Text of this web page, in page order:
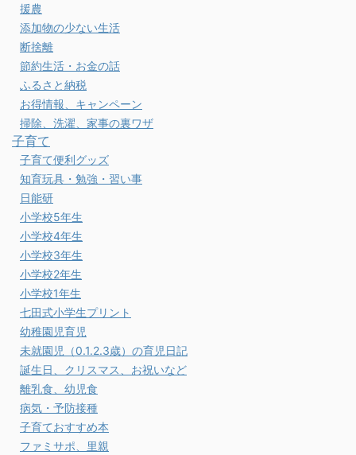
援農
添加物の少ない生活
断捨離
節約生活・お金の話
ふるさと納税
お得情報、キャンペーン
掃除、洗濯、家事の裏ワザ
子育て
子育て便利グッズ
知育玩具・勉強・習い事
日能研
小学校5年生
小学校4年生
小学校3年生
小学校2年生
小学校1年生
七田式小学生プリント
幼稚園児育児
未就園児（0.1.2.3歳）の育児日記
誕生日、クリスマス、お祝いなど
離乳食、幼児食
病気・予防接種
子育ておすすめ本
ファミサポ、里親